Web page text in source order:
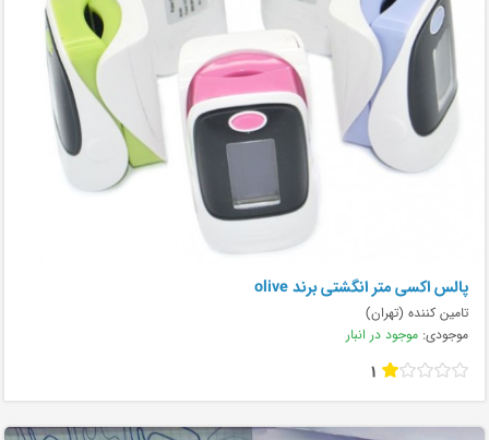
پالس اکسی متر انگشتی برند olive
تامین کننده (تهران)
موجودی: موجود در انبار
1